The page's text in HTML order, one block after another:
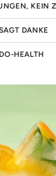
KEIN
DANKE
HEALTH